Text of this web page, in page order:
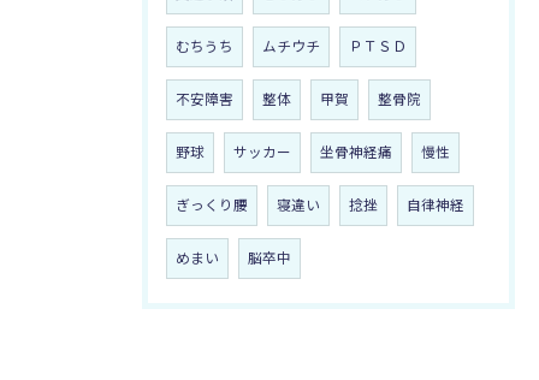
むちうち ムチウチ ＰＴＳＤ
不安障害 整体 甲賀 整骨院
野球 サッカー 坐骨神経痛 慢性
ぎっくり腰 寝違い 捻挫 自律神経
めまい 脳卒中